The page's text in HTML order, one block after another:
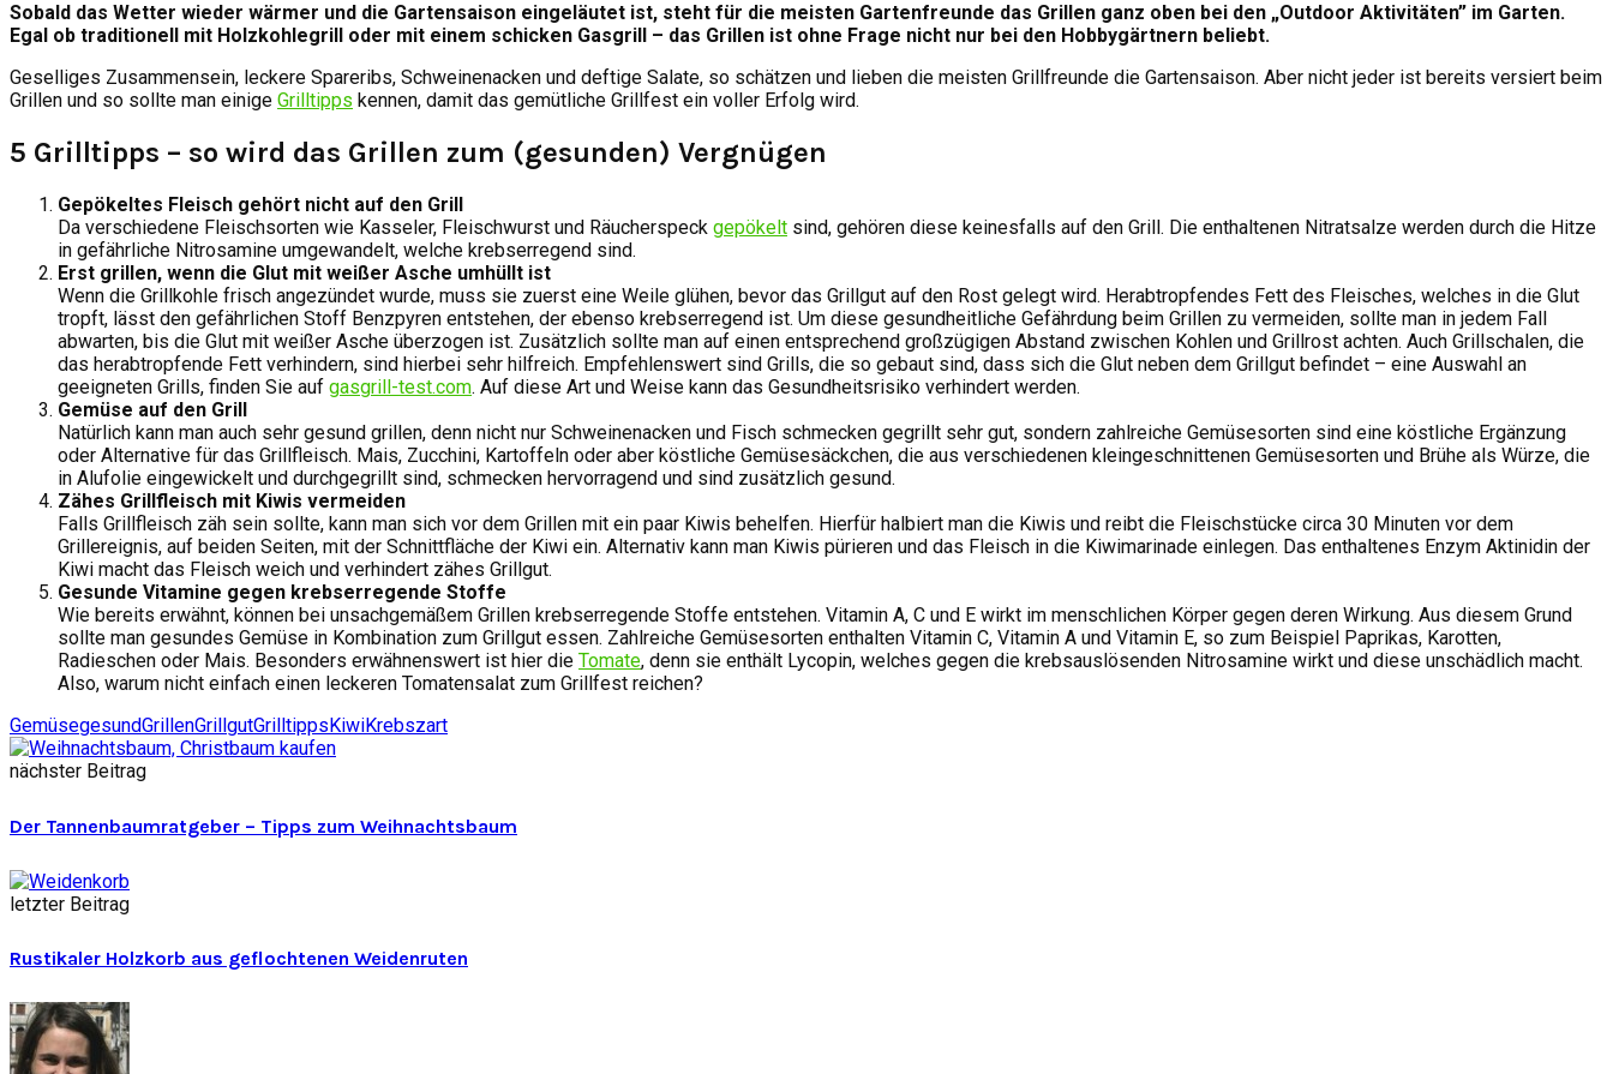
Sobald das Wetter wieder wärmer und die Gartensaison eingeläutet ist, steht für die meisten Gartenfreunde das Grillen ganz oben bei den „Outdoor Aktivitäten” im Garten.
Egal ob traditionell mit Holzkohlegrill oder mit einem schicken Gasgrill – das Grillen ist ohne Frage nicht nur bei den Hobbygärtnern beliebt.
Geselliges Zusammensein, leckere Spareribs, Schweinenacken und deftige Salate, so schätzen und lieben die meisten Grillfreunde die Gartensaison. Aber nicht jeder ist bereits versiert beim
Grillen und so sollte man einige Grilltipps kennen, damit das gemütliche Grillfest ein voller Erfolg wird.
5 Grilltipps – so wird das Grillen zum (gesunden) Vergnügen
Gepökeltes Fleisch gehört nicht auf den Grill
Da verschiedene Fleischsorten wie Kasseler, Fleischwurst und Räucherspeck gepökelt sind, gehören diese keinesfalls auf den Grill. Die enthaltenen Nitratsalze werden durch die Hitze
in gefährliche Nitrosamine umgewandelt, welche krebserregend sind.
Erst grillen, wenn die Glut mit weißer Asche umhüllt ist
Wenn die Grillkohle frisch angezündet wurde, muss sie zuerst eine Weile glühen, bevor das Grillgut auf den Rost gelegt wird. Herabtropfendes Fett des Fleisches, welches in die Glut
tropft, lässt den gefährlichen Stoff Benzpyren entstehen, der ebenso krebserregend ist. Um diese gesundheitliche Gefährdung beim Grillen zu vermeiden, sollte man in jedem Fall
abwarten, bis die Glut mit weißer Asche überzogen ist. Zusätzlich sollte man auf einen entsprechend großzügigen Abstand zwischen Kohlen und Grillrost achten. Auch Grillschalen, die
das herabtropfende Fett verhindern, sind hierbei sehr hilfreich. Empfehlenswert sind Grills, die so gebaut sind, dass sich die Glut neben dem Grillgut befindet – eine Auswahl an
geeigneten Grills, finden Sie auf gasgrill-test.com. Auf diese Art und Weise kann das Gesundheitsrisiko verhindert werden.
Gemüse auf den Grill
Natürlich kann man auch sehr gesund grillen, denn nicht nur Schweinenacken und Fisch schmecken gegrillt sehr gut, sondern zahlreiche Gemüsesorten sind eine köstliche Ergänzung
oder Alternative für das Grillfleisch. Mais, Zucchini, Kartoffeln oder aber köstliche Gemüsesäckchen, die aus verschiedenen kleingeschnittenen Gemüsesorten und Brühe als Würze, die
in Alufolie eingewickelt und durchgegrillt sind, schmecken hervorragend und sind zusätzlich gesund.
Zähes Grillfleisch mit Kiwis vermeiden
Falls Grillfleisch zäh sein sollte, kann man sich vor dem Grillen mit ein paar Kiwis behelfen. Hierfür halbiert man die Kiwis und reibt die Fleischstücke circa 30 Minuten vor dem
Grillereignis, auf beiden Seiten, mit der Schnittfläche der Kiwi ein. Alternativ kann man Kiwis pürieren und das Fleisch in die Kiwimarinade einlegen. Das enthaltenes Enzym Aktinidin der
Kiwi macht das Fleisch weich und verhindert zähes Grillgut.
Gesunde Vitamine gegen krebserregende Stoffe
Wie bereits erwähnt, können bei unsachgemäßem Grillen krebserregende Stoffe entstehen. Vitamin A, C und E wirkt im menschlichen Körper gegen deren Wirkung. Aus diesem Grund
sollte man gesundes Gemüse in Kombination zum Grillgut essen. Zahlreiche Gemüsesorten enthalten Vitamin C, Vitamin A und Vitamin E, so zum Beispiel Paprikas, Karotten,
Radieschen oder Mais. Besonders erwähnenswert ist hier die Tomate, denn sie enthält Lycopin, welches gegen die krebsauslösenden Nitrosamine wirkt und diese unschädlich macht.
Also, warum nicht einfach einen leckeren Tomatensalat zum Grillfest reichen?
GemüsegesundGrillenGrillgutGrilltipps KiwiKrebszart
nächster Beitrag
Der Tannenbaumratgeber – Tipps zum Weihnachtsbaum
letzter Beitrag
Rustikaler Holzkorb aus geflochtenen Weidenruten